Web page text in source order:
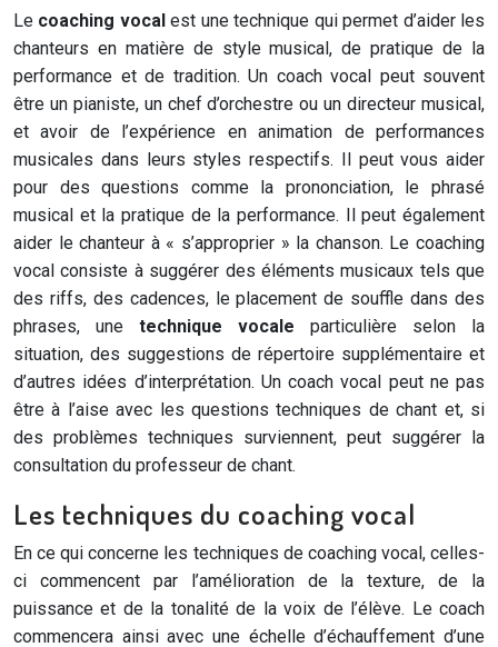
Le coaching vocalest une technique qui permet d’aider les
chanteurs en matière de style musical, de pratique de la
performance et de tradition. Un coach vocal peut souvent
être un pianiste, un chef d’orchestre ou un directeur musical,
et avoir de l’expérience en animation de performances
musicales dans leurs styles respectifs. Il peut vous aider
pour des questions comme la prononciation, le phrasé
musical et la pratique de la performance. Il peut également
aider le chanteur à « s’approprier » la chanson. Le coaching
vocal consiste à suggérer des éléments musicaux tels que
des riffs, des cadences, le placement de souffle dans des
phrases, une technique vocale particulière selon la
situation, des suggestions de répertoire supplémentaire et
d’autres idées d’interprétation. Un coach vocal peut ne pas
être à l’aise avec les questions techniques de chant et, si
des problèmes techniques surviennent, peut suggérer la
consultation du professeur de chant.
Les techniques du coaching vocal
En ce qui concerne les techniques de coaching vocal, celles-
ci commencent par l’amélioration de la texture, de la
puissance et de la tonalité de la voix de l’élève. Le coach
commencera ainsi avec une échelle d’échauffement d’une